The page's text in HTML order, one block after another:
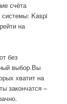
счёта
Kaspi
на
без
выбор.Вы
хватит на
закончатся –